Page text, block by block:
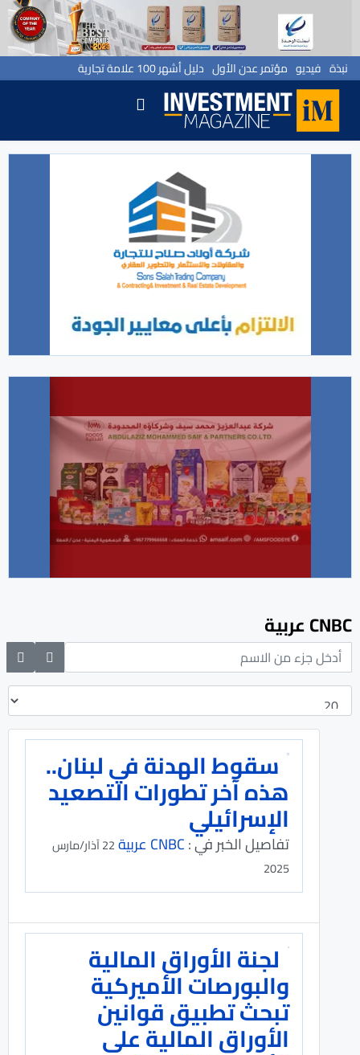
نبذة فيديو مؤتمر عدن الأول دليل أشهر 100 علامة تجارية
CNBC عربية
سقوط الهدنة في لبنان..
هذه آخر تطورات التصعيد
الإسرائيلي
تفاصيل الخبر في :CNBC عربية
22 آذار/مارس
2025
لجنة الأوراق المالية
والبورصات الأميركية
تبحث تطبيق قوانين
الأوراق المالية على